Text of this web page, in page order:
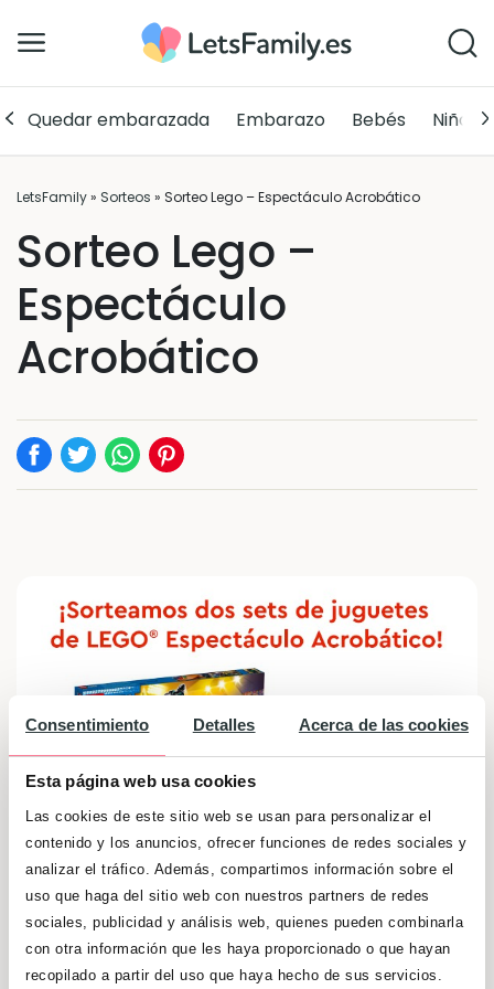
Consentimiento Detalles Acerca de las cookies
Esta página web usa cookies
Las cookies de este sitio web se usan para personalizar el
contenido y los anuncios, ofrecer funciones de redes sociales y
analizar el tráfico. Además, compartimos información sobre el
uso que haga del sitio web con nuestros partners de redes
sociales, publicidad y análisis web, quienes pueden combinarla
con otra información que les haya proporcionado o que hayan
recopilado a partir del uso que haya hecho de sus servicios.
Quedar embarazada Embarazo Bebés Niños
LetsFamily» Sorteos » Sorteo Lego – Espectáculo Acrobático
Sorteo Lego –
Espectáculo
Acrobático
Sorteo Lote de Juguetes – Espectáculo
Acrobático de Lego